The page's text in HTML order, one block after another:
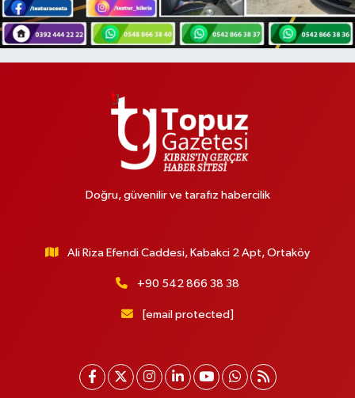
Doğru, güvenilir ve tarafız habercilik
Ali Riza Efendi Caddesi, Kabakci 2 Apt, Ortaköy
+90 542 866 38 38
[email protected]